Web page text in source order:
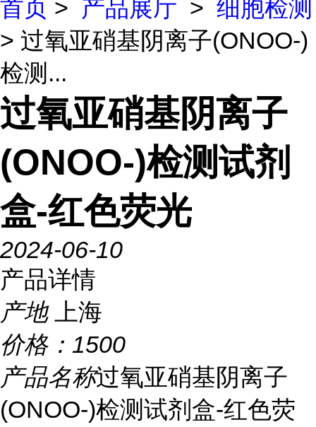
首页 > 产品展厅 > 细胞检测
> 过氧亚硝基阴离子(ONOO-)
检测...
过氧亚硝基阴离子
(ONOO-)检测试剂
盒-红色荧光
2024-06-10
产品详情
产地
上海
价格： 1500
产品名称过氧亚硝基阴离子
(ONOO-)检测试剂盒-红色荧